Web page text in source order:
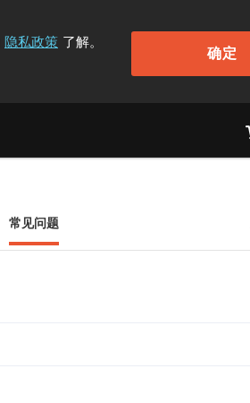
隐私政策 了解。
确定
常见问题